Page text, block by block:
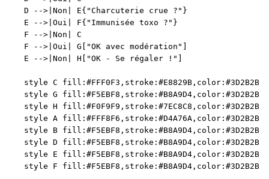
    D -->|Non| E{"Charcuterie crue ?"}
    E -->|Oui| F{"Immunisée toxo ?"}
    F -->|Non| C
    F -->|Oui| G["OK avec modération"]
    E -->|Non| H["OK - Se régaler !"]
    style C fill:#FFF0F3,stroke:#E8829B,color:#3D2B2B
    style G fill:#F5EBF8,stroke:#B8A9D4,color:#3D2B2B
    style H fill:#F0F9F9,stroke:#7EC8C8,color:#3D2B2B
    style A fill:#FFF8F6,stroke:#D4A76A,color:#3D2B2B
    style B fill:#F5EBF8,stroke:#B8A9D4,color:#3D2B2B
    style D fill:#F5EBF8,stroke:#B8A9D4,color:#3D2B2B
    style E fill:#F5EBF8,stroke:#B8A9D4,color:#3D2B2B